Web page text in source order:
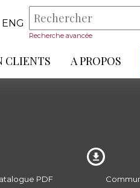
ENG
Recherche avancée
CLIENTS A PROPOS
PDF